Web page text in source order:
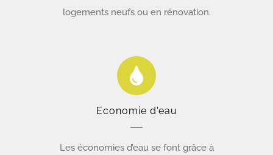
logements neufs ou en rénovation.
Economie d'eau
Les économies d’eau se font grâce à